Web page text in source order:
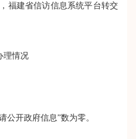
建省信访信息系统平台转交
情况
开政府信息”数为零。